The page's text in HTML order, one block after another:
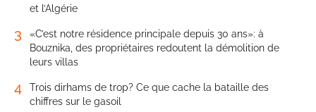
et l’Algérie
3
«C’est notre résidence principale depuis 30 ans»: à
Bouznika, des propriétaires redoutent la démolition de
leurs villas
4
Trois dirhams de trop? Ce que cache la bataille des
chiffres sur le gasoil